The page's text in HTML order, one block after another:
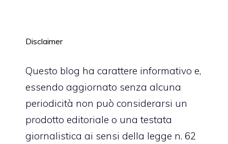
Disclaimer
Questo blog ha carattere informativo e,
essendo aggiornato senza alcuna
periodicità non può considerarsi un
prodotto editoriale o una testata
giornalistica ai sensi della legge n. 62